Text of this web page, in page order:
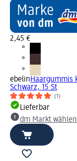
2,45 €
ebelinHaargummis
Schwarz, 15 St
(1)
Lieferbar
dm Markt wählen